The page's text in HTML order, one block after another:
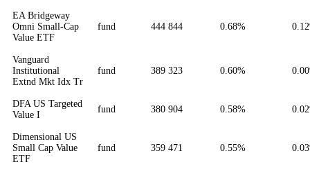
EA Bridgeway
Omni Small-Cap
Value ETF
fund 444 844 0.68%
Vanguard
Institutional
Extnd Mkt Idx Tr
fund 389 323 0.60%
DFA US Targeted
Value I
fund 380 904 0.58%
Dimensional US
Small Cap Value
ETF
fund 359 471 0.55%